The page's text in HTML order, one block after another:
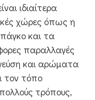
ιδιαίτερα
χώρες όπως η
και τα
παραλλαγές
και αρώματα
τον τόπο
τρόπους,